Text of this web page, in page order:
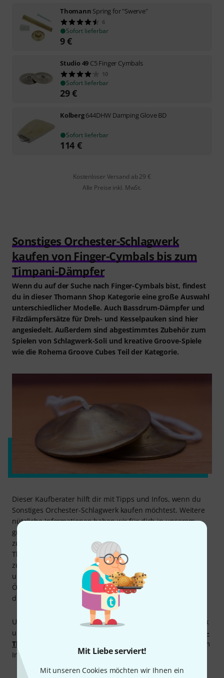
Mit Liebe serviert!
Mit unseren Cookies möchten wir Ihnen ein
Thomann Spring for "Swerve"
6
Sofort lieferbar
9€
Studio 49 C5 Finger Cymbals
10
Sofort lieferbar
29€
Kolberg644DHW Damping Glove BD
Sofort lieferbar
114 €
Kostenloser Versand ab 29 €
Alle Preise inkl. MwSt.
Sonstiges Orchester-Schlagwerk
kaufen von Finger-Cymbals bis zum
Timpani-Dämpfer
Wenn du auf der Suche nach Finger-Cymbals bist, findest
du in dieser Thomann Shop Kategorie eine große Auswahl
unterschiedlicher Modelle. Auch Bassdrum-Dämpfer und
Filzdämpfersätze für Dreh- und Kesselpauken sind hier
angesiedelt. Außerdem sind abgestimmtes Zubehör zum
Spielen von Schlagwerk-Soli und kreative Groove-Spiele
wie die Rohema Groove Cubes Teil der Kategorie.
Dieser Kaufberater hilft dir mit Tipps und Infos, wenn du
Sonstiges Orchester-Schlagwerk kaufen möchtest. Weitere
nützliche Informationen haben wir für dich in unserem
großen
zusammengestellt. Und bei Fragen steht dir unsere
Thomann Classic-Drums-Abteilung gerne mit Rat und Tat
zur Seite, am Telefon unter 09546-9223-7970, per E-Mail
unter
classicdrums@thomann.deund zu den
Öffnungszeiten unter 09546-9223-66 im Online-Chat. Oder
du vereinbarst einen Rückruftermin.
Und natürlich gilt auch für Sonstiges Orchester-Schlagwerk
unsere
3-Jahre-
Thomann-Garantie
bietet lange und sorgenfreie Freude am
Instrument.